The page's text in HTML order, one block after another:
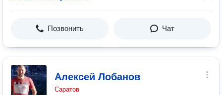
Позвонить Чат
Алексей Лобанов
Саратов